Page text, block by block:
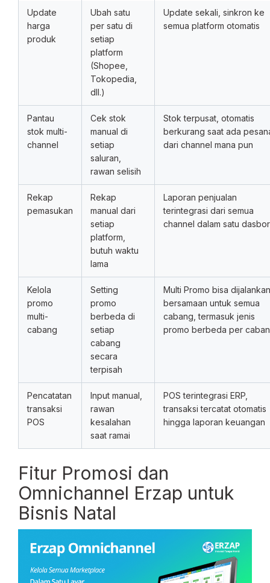
Update
harga
produk
Ubah satu
per satu di
setiap
platform
(Shopee,
Tokopedia,
dll.)
Update sekali, sinkron ke
semua platform otomatis
Pantau
stok multi-
channel
Cek stok
manual di
setiap
saluran,
rawan selisih
Stok terpusat, otomatis
berkurang saat ada
dari channel mana pun
Rekap
pemasukan
Rekap
manual dari
setiap
platform,
butuh waktu
lama
Laporan penjualan
terintegrasi dari semua
channel dalam satu dasbor
Kelola
promo
multi-
cabang
Setting
promo
berbeda di
setiap
cabang
secara
terpisah
Multi Promo bisa dijalankan
bersamaan untuk semua
cabang, termasuk jenis
promo berbeda per
Pencatatan
transaksi
POS
Input manual,
rawan
kesalahan
saat ramai
POS terintegrasi ERP,
transaksi tercatat otomatis
hingga laporan keuangan
Fitur Promosi dan
Omnichannel Erzap untuk
Bisnis Natal